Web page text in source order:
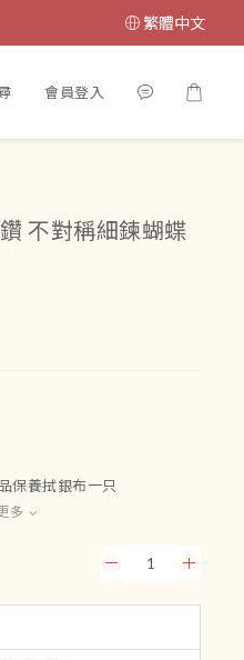
繁體中文
付款方式 條款與細則
會員登入
不對稱細鍊蝴蝶
保養拭銀布一只
多